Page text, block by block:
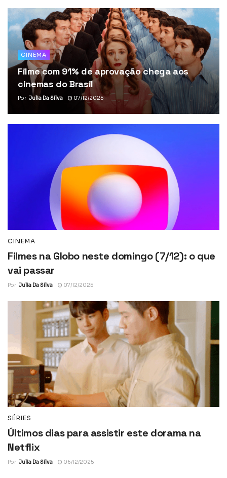
CINEMA
Filme com 91% de aprovação chega aos
cinemas do Brasil
Por Julia Da Silva 07/12/2025
CINEMA
Filmes na Globo neste domingo (7/12): o que
vai passar
Por Julia Da Silva 07/12/2025
SÉRIES
Últimos dias para assistir este dorama na
Netflix
Por Julia Da Silva 06/12/2025